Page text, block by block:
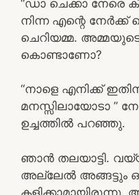
“ഡാ ചെക്കാ നേരെ
നിന്ന എന്റെ നേർക്ക്
ചെറിയമ്മ.
കൊണ്ടാണോ?
“നാളെ എനിക്ക്
മനസ്സിലായോടാ ”
ഉച്ചത്തിൽ പറഞ്ഞു.
ഞാൻ തലയാട്ടി.
അല്ലേൽ അങ്ങട്ടും
കളിക്കാമായിരുന്നു.